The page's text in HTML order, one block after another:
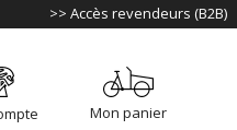
>> Accès revendeurs (B2B)
Mon panier